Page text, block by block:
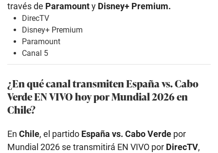
través de Paramounty Disney+ Premium.
DirecTV
Disney+ Premium
Paramount
Canal 5
¿En qué canal transmiten España vs. Cabo
Verde EN VIVO hoy por Mundial 2026 en
Chile?
En Chile, el partido España vs. Cabo Verde por
Mundial 2026 se transmitirá EN VIVO por DirecTV,